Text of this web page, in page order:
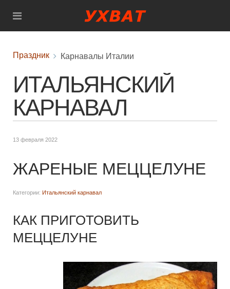
Праздник Карнавалы Италии
ИТАЛЬЯНСКИЙ
КАРНАВАЛ
13 февраля 2022
ЖАРЕНЫЕ МЕЦЦЕЛУНЕ
Категории: Итальянский карнавал
КАК ПРИГОТОВИТЬ
МЕЦЦЕЛУНЕ